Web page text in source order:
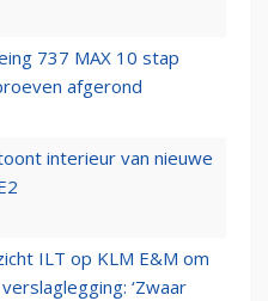
737 MAX 10 stap
afgerond
interieur van nieuwe
ILT op KLM E&M om
‘Zwaar